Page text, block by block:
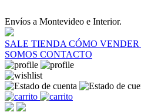
Envíos a Montevideo e Interior.
SALE TIENDA CÓMO VENDER
SOMOS CONTACTO